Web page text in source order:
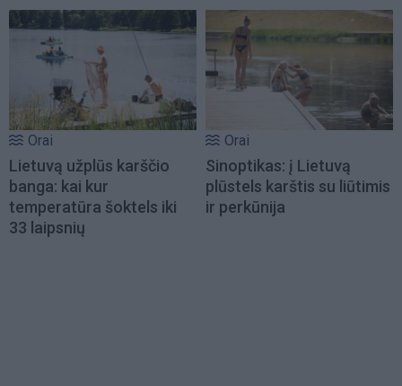
Orai
Lietuvą užplūs karščio
banga: kai kur
temperatūra šoktels iki
33 laipsnių
Orai
Sinoptikas: į Lietuvą
plūstels karštis su liūtimis
ir perkūnija